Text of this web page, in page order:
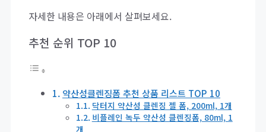
자세한 내용은 아래에서 살펴보세요.
추천 순위 TOP 10
약산성클렌징폼 추천 상품 리스트 TOP 10
닥터지 약산성 클렌징 젤 폼, 200ml, 1개
비플레인 녹두 약산성 클렌징폼, 80ml, 1
개